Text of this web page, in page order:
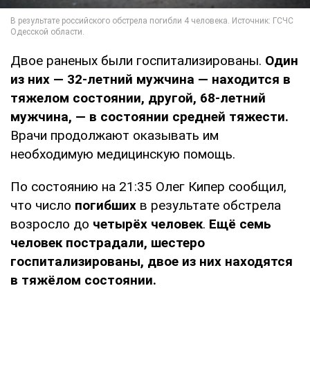
Двое раненых были госпитализированы. Один
из них — 32-летний мужчина — находится в
тяжелом состоянии, другой, 68-летний
мужчина, — в состоянии средней тяжести.
Врачи продолжают оказывать им
необходимую медицинскую помощь.
По состоянию на 21:35 Олег Кипер сообщил,
что число погибших в результате обстрела
возросло до четырёх человек. Ещё семь
человек пострадали, шестеро
госпитализированы, двое из них находятся
в тяжёлом состоянии.